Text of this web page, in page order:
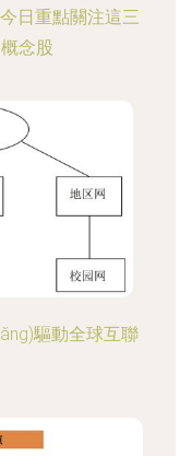
日重點關注這三
念股
驅動全球互聯